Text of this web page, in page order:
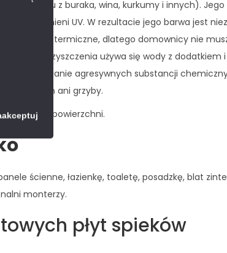
(np. z soku z buraka, wina, kurkumy i innych).
promieni UV. W rezultacie jego barwa jest
na szoki termiczne, dlatego domownicy nie
Do czyszczenia używa się wody z dodatkiem
na działanie agresywnych substancji
pleśń ani grzyby.
i rodzaje powierzchni.
ścienne, łazienkę, toaletę, posadzkę, blat
monterzy.
płyt spieków